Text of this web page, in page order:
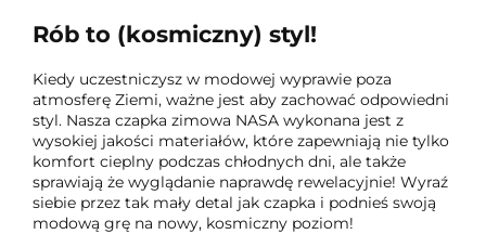
Rób to (kosmiczny) styl!
Kiedy uczestniczysz w modowej wyprawie poza
atmosferę Ziemi, ważne jest aby zachować odpowiedni
styl. Nasza czapka zimowa NASA wykonana jest z
wysokiej jakości materiałów, które zapewniają nie tylko
komfort cieplny podczas chłodnych dni, ale także
sprawiają że wyglądanie naprawdę rewelacyjnie! Wyraź
siebie przez tak mały detal jak czapka i podnieś swoją
modową grę na nowy, kosmiczny poziom!